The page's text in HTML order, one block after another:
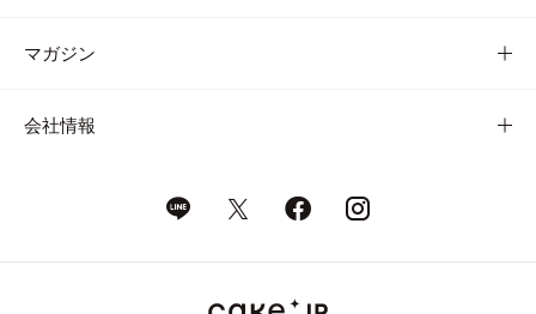
マガジン
会社情報